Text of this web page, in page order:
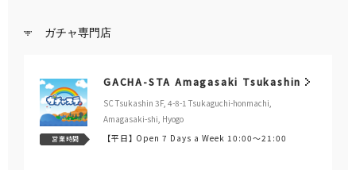
ガチャ専門店
GACHA-STA Amagasaki Tsukashin
SC Tsukashin 3F, 4-8-1 Tsukaguchi-honmachi,
Amagasaki-shi, Hyogo
営業時間 【平日】 Open 7 Days a Week 10:00～21:00